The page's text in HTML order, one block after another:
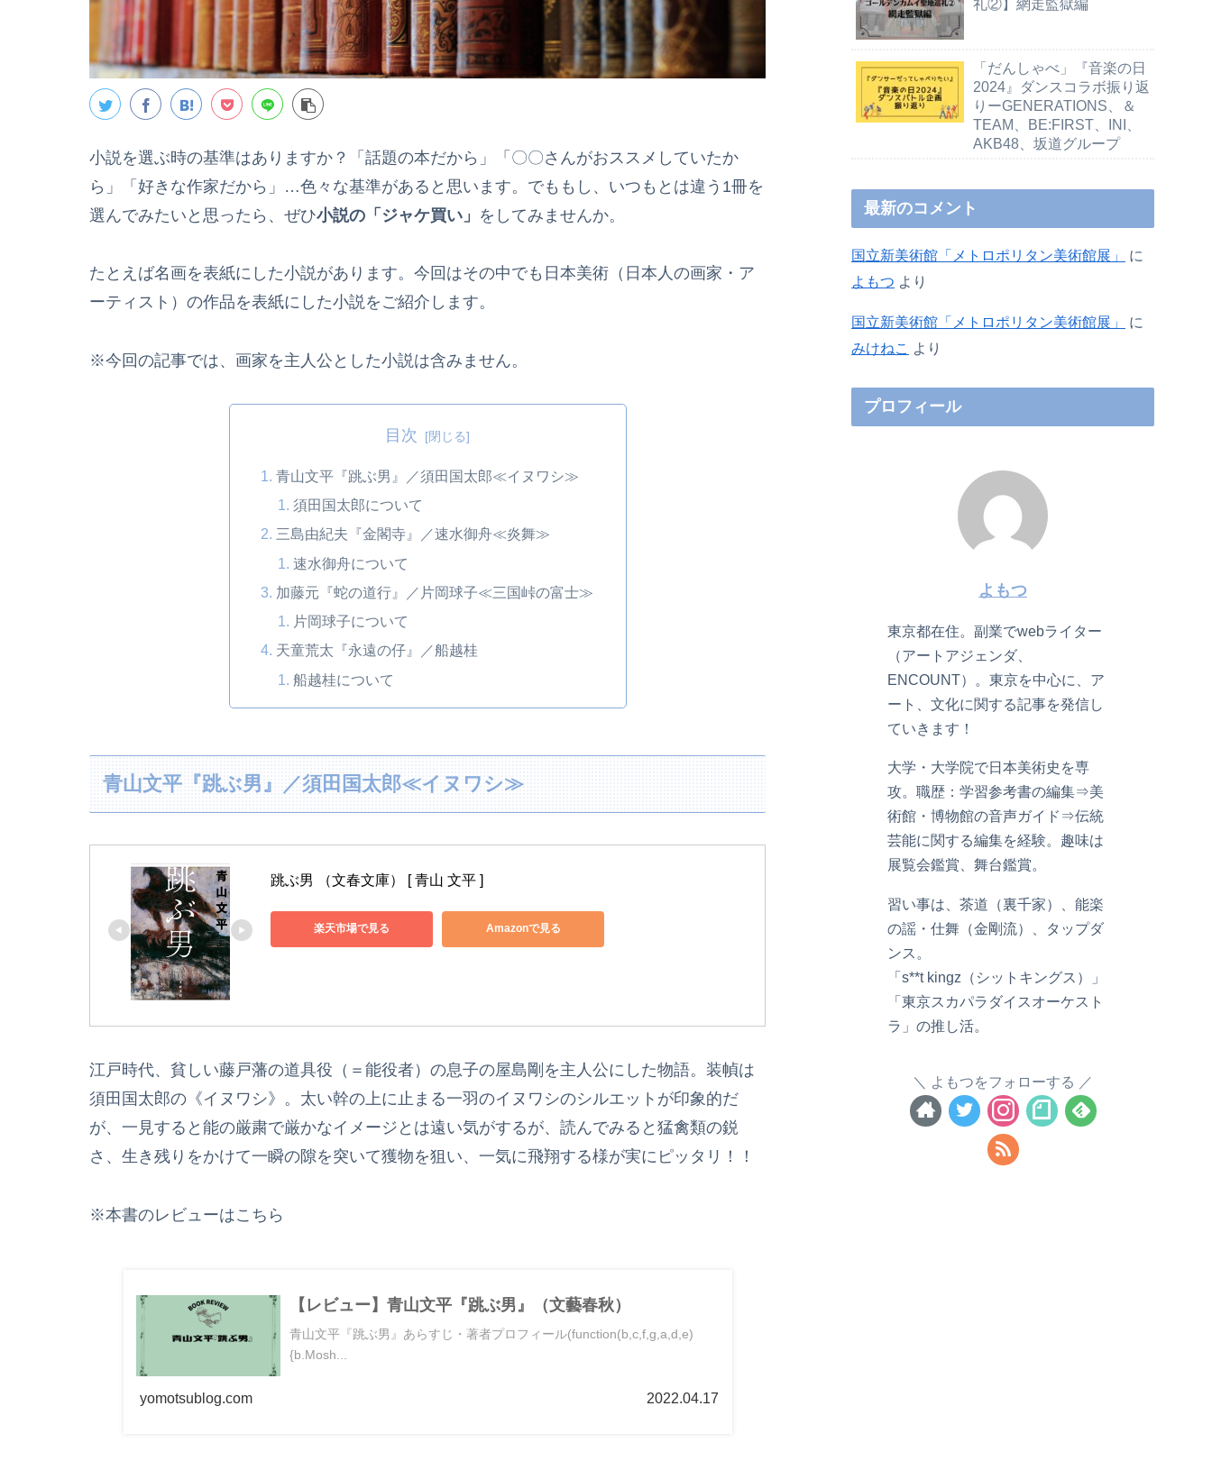
小説を選ぶ時の基準はありますか？「話題の本だから」「〇〇さんがおススメしていたか
ら」「好きな作家だから」…色々な基準があると思います。でももし、いつもとは違う1冊を
選んでみたいと思ったら、ぜひ小説の「ジャケ買い」 をしてみませんか。
たとえば名画を表紙にした小説があります。今回はその中でも日本美術（日本人の画家・ア
ーティスト）の作品を表紙にした小説をご紹介します。
※今回の記事では、画家を主人公とした小説は含みません。
目次
青山文平『跳ぶ男』／須田国太郎≪イヌワシ≫
須田国太郎について
三島由紀夫『金閣寺』／速水御舟≪炎舞≫
速水御舟について
加藤元『蛇の道行』／片岡球子≪三国峠の富士≫
片岡球子について
天童荒太『永遠の仔』／船越桂
船越桂について
青山文平『跳ぶ男』／須田国太郎≪イヌワシ≫
跳ぶ男 （文春文庫） [ 青山 文平 ]
楽天市場で見る Amazonで見る
江戸時代、貧しい藤戸藩の道具役（＝能役者）の息子の屋島剛を主人公にした物語。装幀は
須田国太郎の《イヌワシ》。太い幹の上に止まる一羽のイヌワシのシルエットが印象的だ
が、一見すると能の厳粛で厳かなイメージとは遠い気がするが、読んでみると猛禽類の鋭
さ、生き残りをかけて一瞬の隙を突いて獲物を狙い、一気に飛翔する様が実にピッタリ！！
※本書のレビューはこちら
【レビュー】青山文平『跳ぶ男』（文藝春秋）
青山文平『跳ぶ男』あらすじ・著者プロフィール(function(b,c,f,g,a,d,e)
{b.Mosh...
yomotsublog.com 2022.04.17
礼②】網走監獄編
「だんしゃべ」『音楽の日
2024』ダンスコラボ振り返
りーGENERATIONS、＆
TEAM、BE:FIRST、INI、
AKB48、坂道グループ
最新のコメント
国立新美術館「メトロポリタン美術館展」
に
よもつ より
国立新美術館「メトロポリタン美術館展」
に
みけねこ より
プロフィール
よもつ
東京都在住。副業でwebライター
（アートアジェンダ、
ENCOUNT）。東京を中心に、ア
ート、文化に関する記事を発信し
ていきます！
大学・大学院で日本美術史を専
攻。職歴：学習参考書の編集⇒美
術館・博物館の音声ガイド⇒伝統
芸能に関する編集を経験。趣味は
展覧会鑑賞、舞台鑑賞。
習い事は、茶道（裏千家）、能楽
の謡・仕舞（金剛流）、タップダ
ンス。
「s**t kingz（シットキングス）」
「東京スカパラダイスオーケスト
ラ」の推し活。
よもつをフォローする